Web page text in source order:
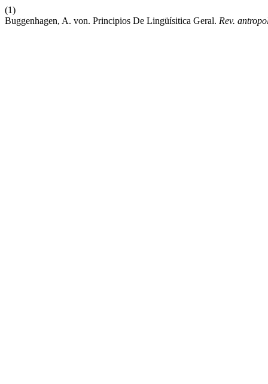
(1)
Buggenhagen, A. von. Principios De Lingüísitica Geral. Rev.